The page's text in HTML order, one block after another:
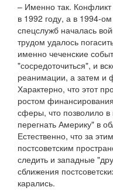
– Именно так. Конфликт
в 1992 году, а в 1994-
спецслужб началась
трудом удалось
именно чеченские
"сосредоточиться", и
реанимации, а затем и
Характерно, что этот
ростом
сферы, что позволило в
перегнать Америку" в
Естественно, что за
постсоветским
следить и западные
сближения
карались.